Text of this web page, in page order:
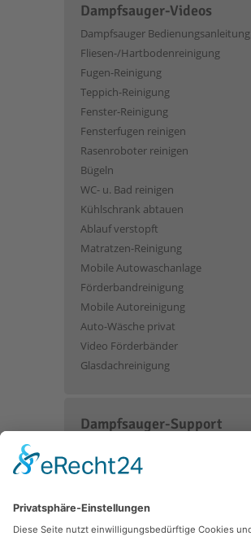
Dampfsauger-Videos
Dampfsauger Bedienungsanleitung
Fliesen-/Hartbodenreinigung
Fugen-Reinigung
Teppich-Reinigung
Fenster-Reinigung
Fensterfugen reinigen
Rasenroboter reinigen
Bügeln
WC- u. Bad reinigen
Kühlschrank abtauen
Ablauf verstopft
Matratzen-Reinigung
Mobile Autowaschanlage
Förderbandreinigung
Mobile Autoreinigung
Auto-Wäsche privat
Video Förderbänder
Glasdachreinigung
Dampfsauger-Support
Saugleistung
Teppichflecken entfernen
Dampfkessel entkalken